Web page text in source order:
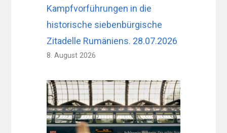
Kampfvorführungen in die
historische siebenbürgische
Zitadelle Rumäniens. 28.07.2026
8. August 2026